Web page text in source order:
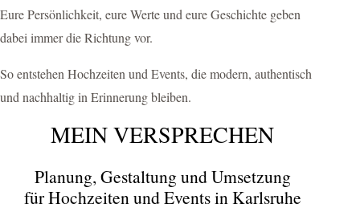
Eure Persönlichkeit, eure Werte und eure Geschichte geben
dabei immer die Richtung vor.
So entstehen Hochzeiten und Events, die modern, authentisch
und nachhaltig in Erinnerung bleiben.
MEIN VERSPRECHEN
Planung, Gestaltung und Umsetzung
für Hochzeiten und Events in Karlsruhe